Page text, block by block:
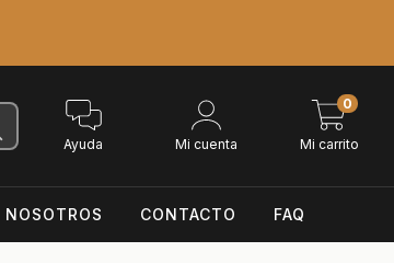
Ayuda Mi cuenta Mi carrito
0
NOSOTROS CONTACTO FAQ